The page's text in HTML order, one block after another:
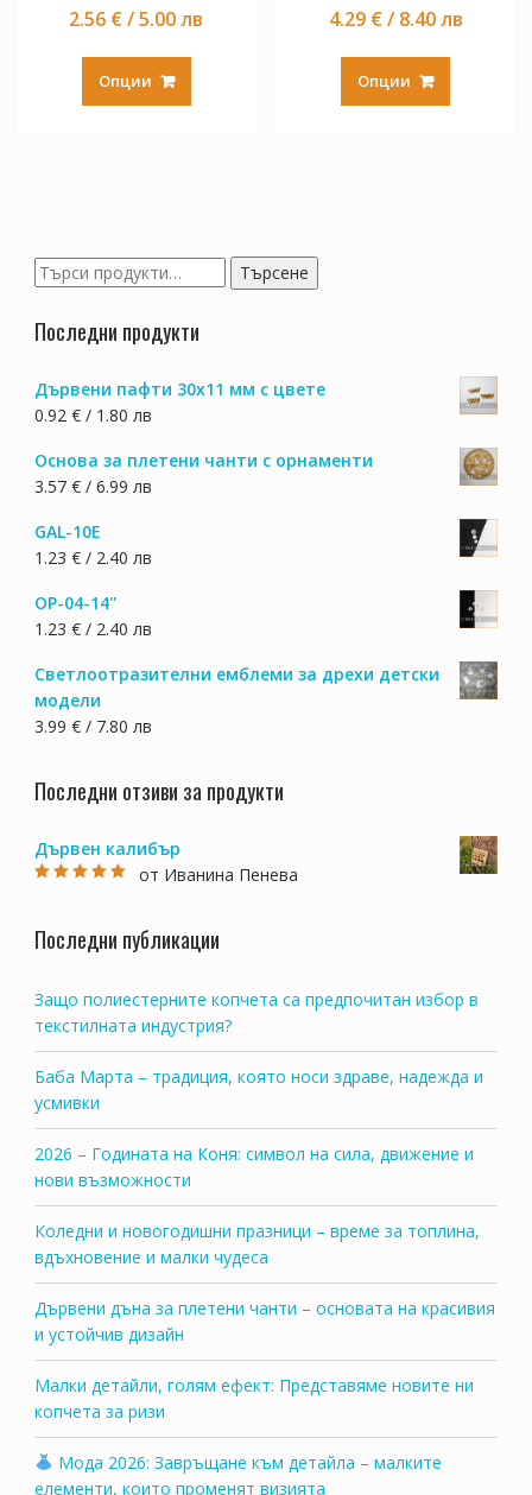
2.56 € / 5.00 лв
Опции
This
has
be
chosen
the
page
4.29 € / 8.40 лв
Опции
This
has
page
Търсене
за:
Търсене
Последни продукти
Дървени пафти 30х11 мм с цвете
0.92 € / 1.80 лв
Основа за плетени чанти с орнаменти
3.57 € / 6.99 лв
GAL-10E
1.23 € / 2.40 лв
OP-04-14''
1.23 € / 2.40 лв
Светлоотразителни емблеми за дрехи детски
модели
3.99 € / 7.80 лв
Последни отзиви за продукти
Дървен калибър
от Иванина Пенева
Последни публикации
Защо полиестерните копчета са предпочитан избор в
текстилната индустрия?
Баба Марта – традиция, която носи здраве, надежда и
усмивки
2026 – Годината на Коня: символ на сила, движение и
нови възможности
Коледни и новогодишни празници – време за топлина,
вдъхновение и малки чудеса
Дървени дъна за плетени чанти – основата на красивия
и устойчив дизайн
Малки детайли, голям ефект: Представяме новите ни
копчета за ризи
Мода 2026: Завръщане към детайла – малките
елементи, които променят визията